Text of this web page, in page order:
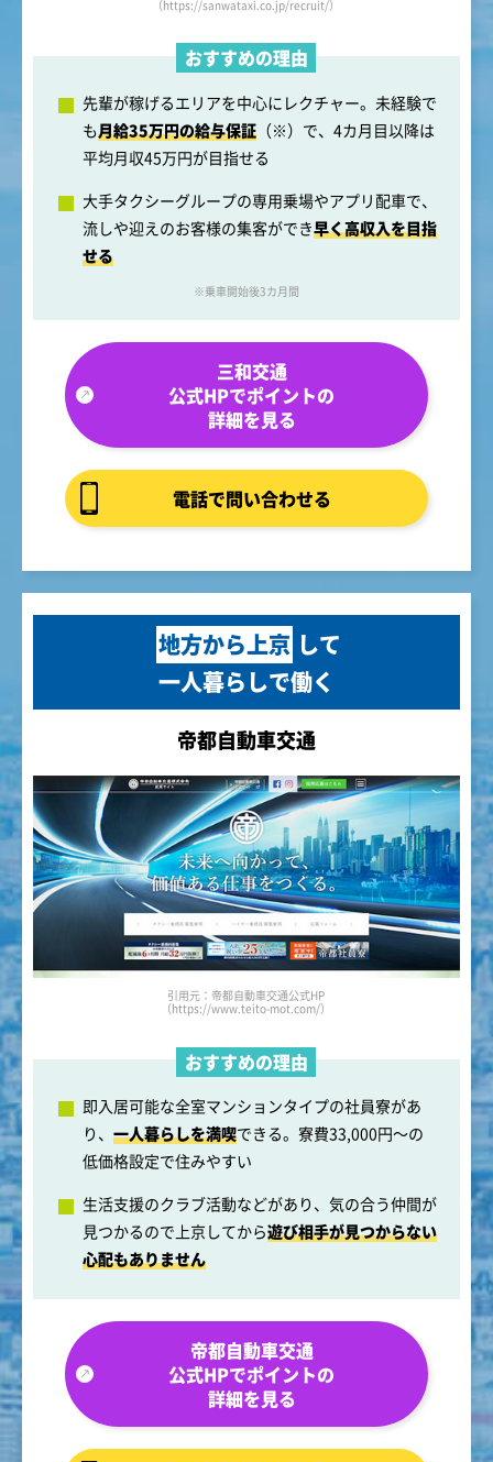
（https://sanwataxi.co.jp/recruit/）
おすすめの理由
先輩が稼げるエリアを中心にレクチャー。未経験で
も月給35万円の給与保証（※）で、4カ月目以降は
平均月収45万円が目指せる
大手タクシーグループの専用乗場やアプリ配車で、
流しや迎えのお客様の集客ができ早く高収入を目指
せる
※乗車開始後3カ月間
三和交通
公式HPでポイントの
詳細を見る
電話で問い合わせる
地方から上京 して
一人暮らしで働く
帝都自動車交通
引用元：帝都自動車交通公式HP
（https://www.teito-mot.com/）
おすすめの理由
即入居可能な全室マンションタイプの社員寮があ
り、 一人暮らしを満喫できる。寮費33,000円～の
低価格設定で住みやすい
生活支援のクラブ活動などがあり、気の合う仲間が
見つかるので上京してから遊び相手が見つからない
心配もありません
帝都自動車交通
公式HPでポイントの
詳細を見る